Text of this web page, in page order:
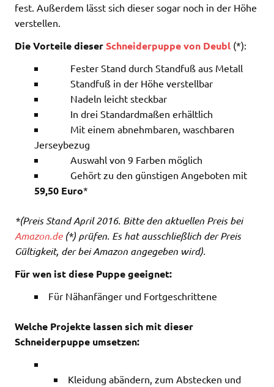
fest. Außerdem lässt sich dieser sogar noch in der Höhe
verstellen.
Die Vorteile dieserSchneiderpuppe von Deubl (*):
Fester Stand durch Standfuß aus Metall
Standfuß in der Höhe verstellbar
Nadeln leicht steckbar
In drei Standardmaßen erhältlich
Mit einem abnehmbaren, waschbaren
Jerseybezug
Auswahl von 9 Farben möglich
Gehört zu den günstigen Angeboten mit
59,50 Euro*
*(Preis Stand April 2016. Bitte den aktuellen Preis bei
Amazon.de(*) prüfen. Es hat ausschließlich der Preis
Gültigkeit, der bei Amazon angegeben wird).
Für wen ist diese Puppe geeignet:
Für Nähanfänger und Fortgeschrittene
Welche Projekte lassen sich mit dieser
Schneiderpuppe umsetzen:
Kleidung abändern, zum Abstecken und